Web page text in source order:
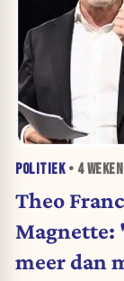
POLITIEK• 4 WEKEN
Theo
Magnette:
meer dan